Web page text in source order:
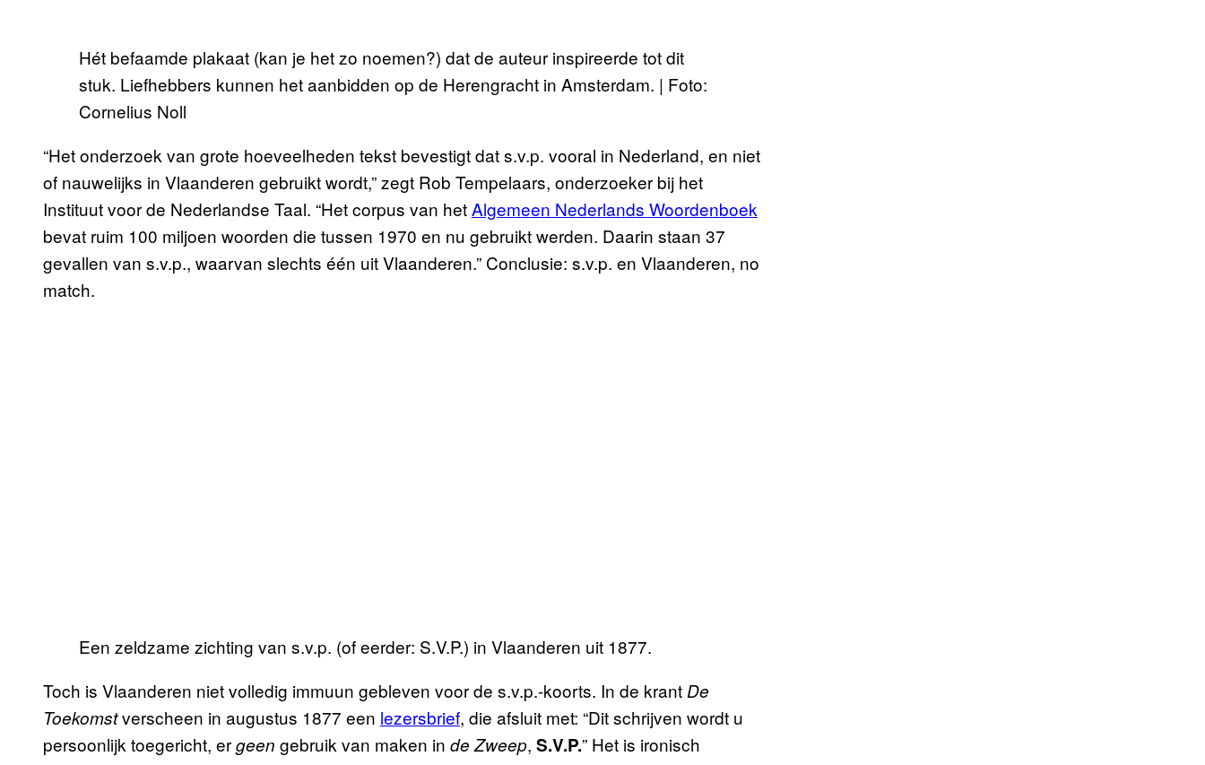
Hét befaamde plakaat (kan je het zo noemen?) dat de auteur inspireerde tot dit
stuk. Liefhebbers kunnen het aanbidden op de Herengracht in Amsterdam. | Foto:
Cornelius Noll
“Het onderzoek van grote hoeveelheden tekst bevestigt dat s.v.p. vooral in Nederland, en niet
of nauwelijks in Vlaanderen gebruikt wordt,” zegt Rob Tempelaars, onderzoeker bij het
Instituut voor de Nederlandse Taal. “Het corpus van hetAlgemeen Nederlands Woordenboek
bevat ruim 100 miljoen woorden die tussen 1970 en nu gebruikt werden. Daarin staan 37
gevallen van s.v.p., waarvan slechts één uit Vlaanderen.” Conclusie: s.v.p. en Vlaanderen, no
match.
Een zeldzame zichting van s.v.p. (of eerder: S.V.P.) in Vlaanderen uit 1877.
Toch is Vlaanderen niet volledig immuun gebleven voor de s.v.p.-koorts. In de krantDe
Toekomstverscheen in augustus 1877 een lezersbrief, die afsluit met: “Dit schrijven wordt u
persoonlijk toegericht, ergeen gebruik van maken in de Zweep, S.V.P.” Het is ironisch